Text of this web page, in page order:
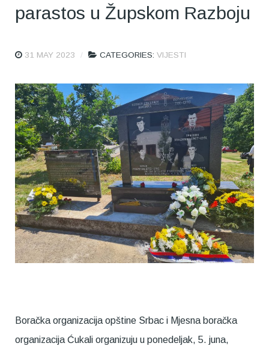
parastos u Župskom Razboju
31 MAY 2023 CATEGORIES: VIJESTI
Boračka organizacija opštine Srbac i Mjesna boračka
organizacija Ćukali organizuju u ponedeljak, 5. juna,